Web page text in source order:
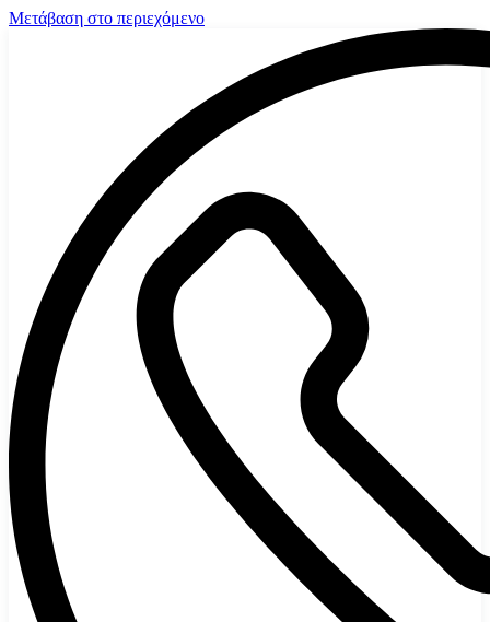
Μετάβαση στο περιεχόμενο